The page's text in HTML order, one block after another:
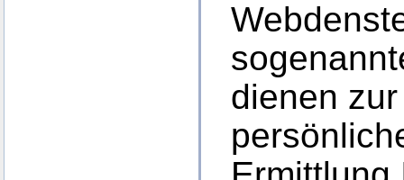
dienen